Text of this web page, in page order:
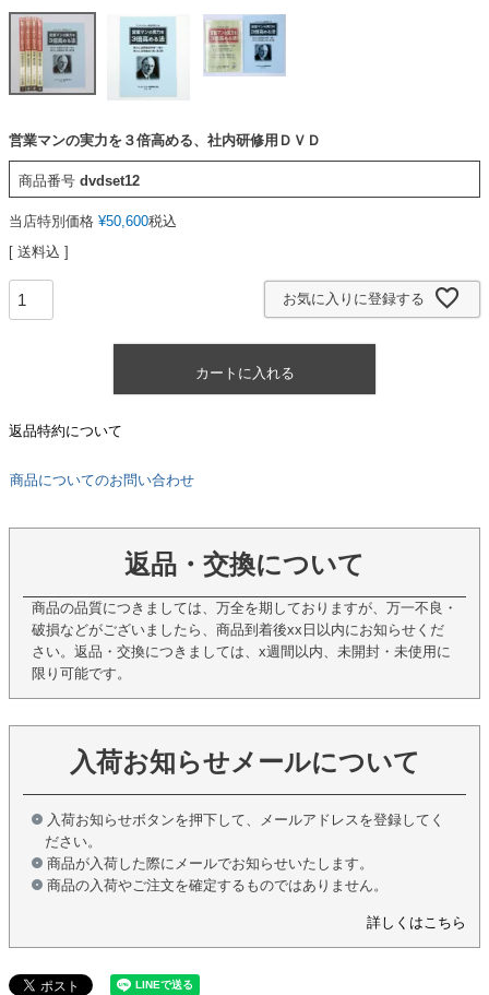
営業マンの実力を３倍高める、社内研修用ＤＶＤ
商品番号 dvdset12
当店特別価格 ¥50,600税込
送料込
お気に入りに登録する
カートに入れる
返品特約について
商品についてのお問い合わせ
返品・交換について
商品の品質につきましては、万全を期しておりますが、万一不良・
破損などがございましたら、商品到着後xx日以内にお知らせくだ
さい。返品・交換につきましては、x週間以内、未開封・未使用に
限り可能です。
入荷お知らせメールについて
入荷お知らせボタンを押下して、メールアドレスを登録してく
ださい。
商品が入荷した際にメールでお知らせいたします。
商品の入荷やご注文を確定するものではありません。
詳しくはこちら